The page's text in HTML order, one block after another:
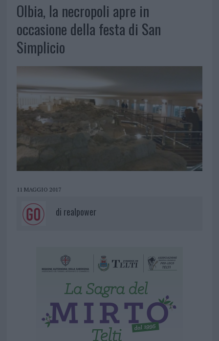
Olbia, la necropoli apre in
occasione della festa di San
Simplicio
11 MAGGIO 2017
di realpower